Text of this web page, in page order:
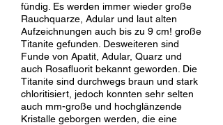
fündig. Es werden immer wieder große
Rauchquarze, Adular und laut alten
Aufzeichnungen auch bis zu 9 cm! große
Titanite gefunden. Desweiteren sind
Funde von Apatit, Adular, Quarz und
auch Rosafluorit bekannt geworden. Die
Titanite sind durchwegs braun und stark
chloritisiert, jedoch konnten sehr selten
auch mm-große und hochglänzende
Kristalle geborgen werden, die eine